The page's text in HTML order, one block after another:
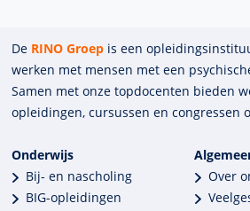
De RINO Groep is een
werken met mensen met een
Samen met onze top­docenten bieden
opleidingen, cursussen en congres­sen
Onderwijs
Bij- en nascholing
BIG-opleidingen
Over